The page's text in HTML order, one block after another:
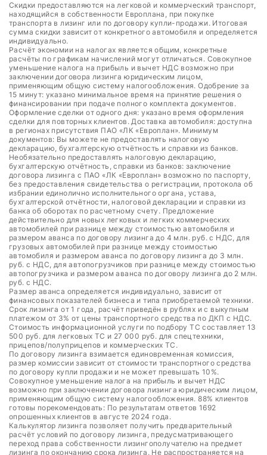
Скидки предоставляются на легковой и коммерческий транспорт,
находящийся в собственности Европлана, при покупке
транспорта в лизинг или по договору купли-продажи. Итоговая
сумма скидки зависит от конкретного автомобиля и определяется
индивидуально.
Расчёт экономии на налогах является общим, конкретные
расчёты по графикам начислений могут отличаться. Совокупное
уменьшение налога на прибыль и вычет НДС возможно при
заключении договора лизинга юридическим лицом,
применяющим общую систему налогообложения. Одобрение за
15 минут: указано минимальное время на принятие решения о
финансировании при подаче полного комплекта документов.
Оформление сделки от одного дня: указано время оформления
сделки для повторных клиентов. Доставка автомобиля: доступна
в регионах присутствия ПАО «ЛК «Европлан». Минимум
документов: Вы можете не предоставлять налоговую
декларацию, бухгалтерскую отчётность и справки из банков.
Необязательно предоставлять налоговую декларацию,
бухгалтерскую отчётность, справки из банков: заключение
договора лизинга с ПАО «ЛК «Европлан» возможно по паспорту,
без предоставления свидетельства о регистрации, протокола об
избрании единолично исполнительного органа, устава,
бухгалтерской отчётности, налоговой декларации и справки из
банка об оборотах по расчетному счету. Предложение
действительно для новых легковых и легких коммерческих
автомобилей при разнице между стоимостью автомобиля и
размером аванса по договору лизинга до 4 млн. руб. с НДС, для
грузовых автомобилей при разнице между стоимостью
автомобиля и размером аванса по договору лизинга до 3 млн.
руб. с НДС, для автопогрузчиков при разнице между стоимостью
автопогрузчика и размером аванса по договору лизинга до 2 млн.
руб. с НДС.
Размер аванса определяется индивидуально, зависит от
финансовых показателей бизнеса и типа приобретаемой техники.
Срок лизинга от 1 года, расчёт приведён в рублях и с выкупным
платежом от 3% от цены транспортного средства по ДКП с НДС.
Стоимость информационной услуги по подбору ТС составляет 13
500 руб. для легковых ТС и 27 000 руб. для спецтехники,
прицепов/полуприцепов и коммерческих ТС.
По договору лизинга взимается единовременная комиссия,
размер комиссии зависит от стоимости транспортного средства
по договору купли продажи и не может превышать 10%.
Совокупное уменьшение налога на прибыль и вычет НДС
возможно при заключении договора лизинга юридическим лицом,
применяющим общую систему налогообложения. 88% клиентов
готовы порекомендовать: По результатам ответов 1692
опрошенных клиентов в августе 2024 года.
Калькулятор лизинга позволяет получить предварительный
расчёт условий по договору лизинга, предусматривающего
переход права собственности лизингополучателю на предмет
лизинга по окончанию срока лизинга. Не распространяется на